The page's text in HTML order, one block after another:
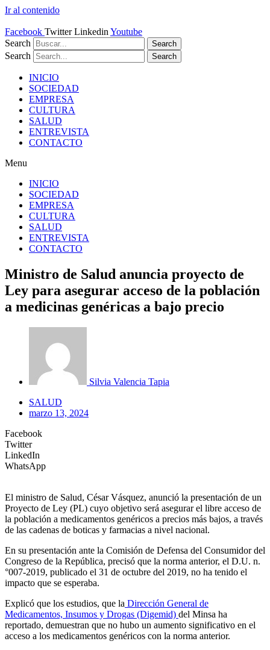
Ir al contenido
Facebook Twitter Linkedin Youtube
Search
Search
Search Search
INICIO
SOCIEDAD
EMPRESA
CULTURA
SALUD
ENTREVISTA
CONTACTO
Menu
INICIO
SOCIEDAD
EMPRESA
CULTURA
SALUD
ENTREVISTA
CONTACTO
Ministro de Salud anuncia proyecto de
Ley para asegurar acceso de la población
a medicinas genéricas a bajo precio
Silvia Valencia Tapia
SALUD
marzo 13, 2024
Facebook
Twitter
LinkedIn
WhatsApp
El ministro de Salud, César Vásquez, anunció la presentación de un
Proyecto de Ley (PL) cuyo objetivo será asegurar el libre acceso de
la población a medicamentos genéricos a precios más bajos, a través
de las cadenas de boticas y farmacias a nivel nacional.
En su presentación ante la Comisión de Defensa del Consumidor del
Congreso de la República, precisó que la norma anterior, el D.U. n.
°007-2019, publicado el 31 de octubre del 2019, no ha tenido el
impacto que se esperaba.
Explicó que los estudios, que la Dirección General de
Medicamentos, Insumos y Drogas (Digemid) del Minsa ha
reportado, demuestran que no hubo un aumento significativo en el
acceso a los medicamentos genéricos con la norma anterior.